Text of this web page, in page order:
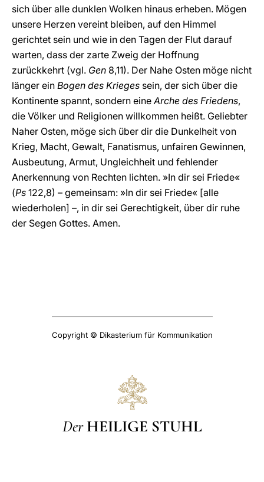
sich über alle dunklen Wolken hinaus erheben. Mögen
unsere Herzen vereint bleiben, auf den Himmel
gerichtet sein und wie in den Tagen der Flut darauf
warten, dass der zarte Zweig der Hoffnung
zurückkehrt (vgl. Gen 8,11). Der Nahe Osten möge nicht
länger ein Bogen des Krieges sein, der sich über die
Kontinente spannt, sondern eineArche des Friedens,
die Völker und Religionen willkommen heißt. Geliebter
Naher Osten, möge sich über dir die Dunkelheit von
Krieg, Macht, Gewalt, Fanatismus, unfairen Gewinnen,
Ausbeutung, Armut, Ungleichheit und fehlender
Anerkennung von Rechten lichten. »In dir sei Friede«
(Ps 122,8) – gemeinsam: »In dir sei Friede« [alle
wiederholen] –, in dir sei Gerechtigkeit, über dir ruhe
der Segen Gottes. Amen.
Copyright © Dikasterium für Kommunikation
Der HEILIGE STUHL